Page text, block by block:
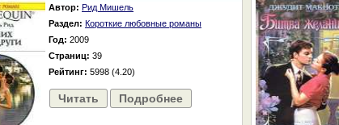
Автор: Рид Мишель
Раздел: Короткие любовные романы
Год: 2009
Страниц: 39
Рейтинг: 5998 (4.20)
Читать Подробнее